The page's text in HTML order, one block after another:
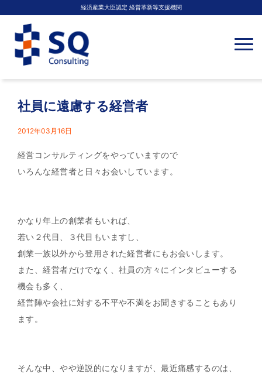
経済産業大臣認定 経営革新等支援機関
N
a
g
社員に遠慮する経営者
2012年03月16日
経営コンサルティングをやっていますので
いろんな経営者と日々お会いしています。
かなり年上の創業者もいれば、
若い２代目、３代目もいますし、
創業一族以外から登用された経営者にもお会いします。
また、経営者だけでなく、社員の方々にインタビューする
機会も多く、
経営陣や会社に対する不平や不満をお聞きすることもあり
ます。
そんな中、やや逆説的になりますが、最近痛感するのは、